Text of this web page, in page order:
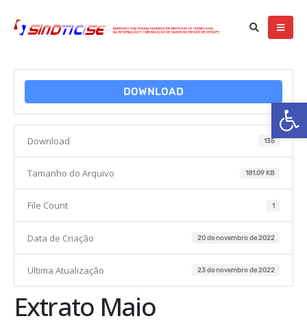
DOWNLOAD
Download 135
Tamanho do Arquivo 181.09 KB
File Count 1
Data de Criação 20 de novembro de 2022
Ultima Atualização 23 de novembro de 2022
Extrato Maio